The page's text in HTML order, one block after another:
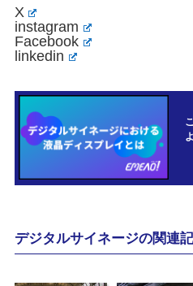
X
instagram
Facebook
linkedin
デジタルサイネージの関連